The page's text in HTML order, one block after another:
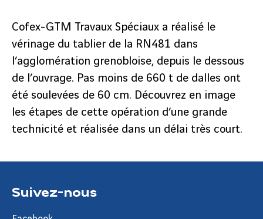
Cofex-GTM Travaux Spéciaux a réalisé le
vérinage du tablier de la RN481 dans
l’agglomération grenobloise, depuis le dessous
de l’ouvrage. Pas moins de 660 t de dalles ont
été soulevées de 60 cm. Découvrez en image
les étapes de cette opération d’une grande
technicité et réalisée dans un délai très court.
Suivez-nous